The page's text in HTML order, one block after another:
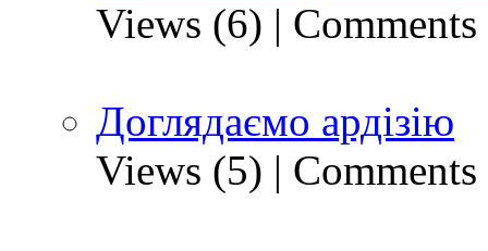
Views (6) |
Доглядаємо ардізію
Views (5) |